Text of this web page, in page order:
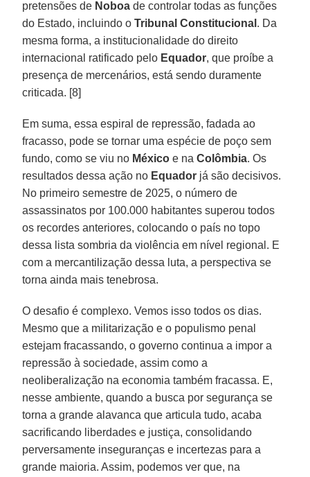
pretensões de Noboa de controlar todas as funções
do Estado, incluindo oTribunal Constitucional . Da
mesma forma, a institucionalidade do direito
internacional ratificado pelo Equador, que proíbe a
presença de mercenários, está sendo duramente
criticada. [8]
Em suma, essa espiral de repressão, fadada ao
fracasso, pode se tornar uma espécie de poço sem
fundo, como se viu no México e naColômbia. Os
resultados dessa ação no Equador já são decisivos.
No primeiro semestre de 2025, o número de
assassinatos por 100.000 habitantes superou todos
os recordes anteriores, colocando o país no topo
dessa lista sombria da violência em nível regional. E
com a mercantilização dessa luta, a perspectiva se
torna ainda mais tenebrosa.
O desafio é complexo. Vemos isso todos os dias.
Mesmo que a militarização e o populismo penal
estejam fracassando, o governo continua a impor a
repressão à sociedade, assim como a
neoliberalização na economia também fracassa. E,
nesse ambiente, quando a busca por segurança se
torna a grande alavanca que articula tudo, acaba
sacrificando liberdades e justiça, consolidando
perversamente inseguranças e incertezas para a
grande maioria. Assim, podemos ver que, na